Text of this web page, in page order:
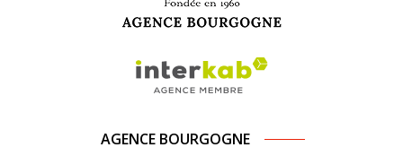
AGENCE BOURGOGNE